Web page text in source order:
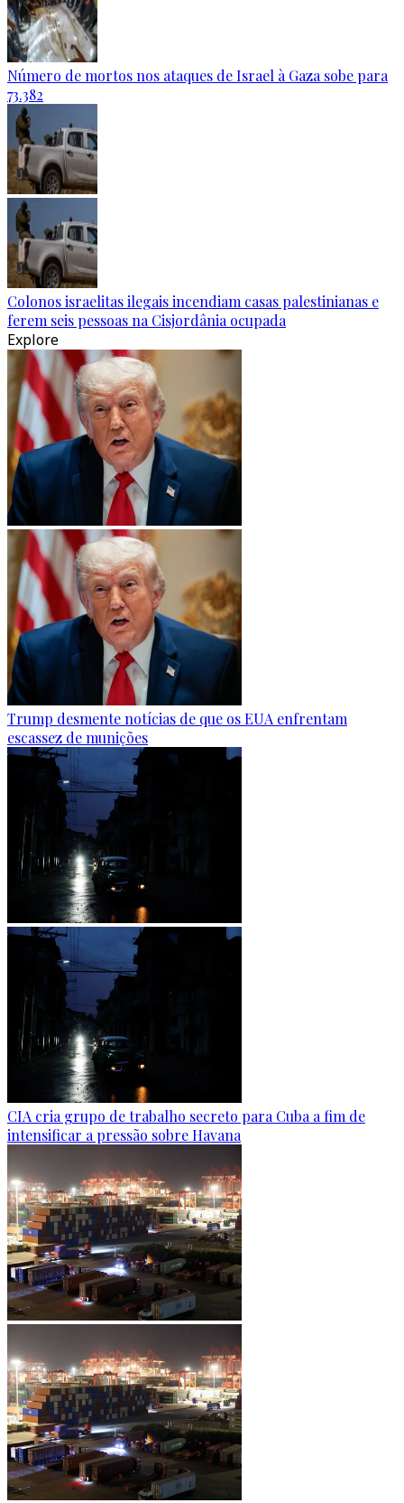
Número de mortos nos ataques de Israel à Gaza sobe para
73.382
Colonos israelitas ilegais incendiam casas palestinianas e
ferem seis pessoas na Cisjordânia ocupada
Explore
Trump desmente notícias de que os EUA enfrentam
escassez de munições
CIA cria grupo de trabalho secreto para Cuba a fim de
intensificar a pressão sobre Havana